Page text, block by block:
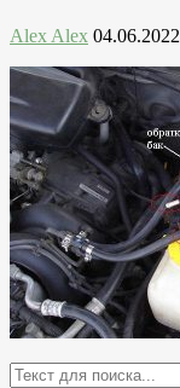
Alex Alex 04.06.2022